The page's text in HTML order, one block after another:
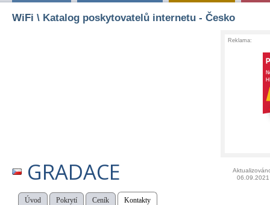
WiFi \ Katalog poskytovatelů internetu - Česko
Reklama:
GRADACE
06.09.2021
Úvod Pokrytí Ceník Kontakty